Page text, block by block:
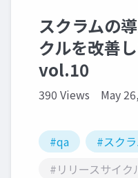
スクラムの
クルを改善
vol.10
390 Views May
#qa
#スク
#リリースサイク